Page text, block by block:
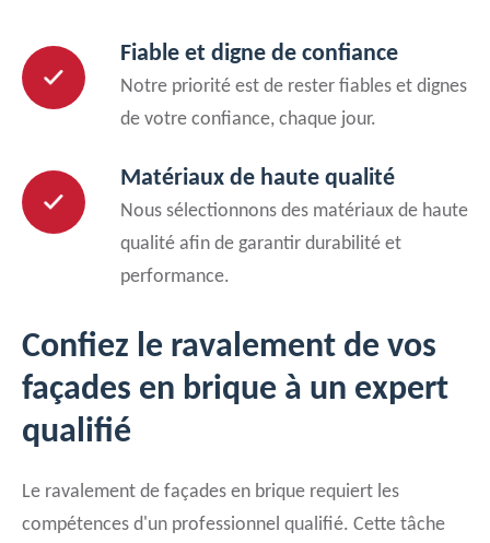
Fiable et digne de confiance
Notre priorité est de rester fiables et dignes
de votre confiance, chaque jour.
Matériaux de haute qualité
Nous sélectionnons des matériaux de haute
qualité afin de garantir durabilité et
performance.
Confiez le ravalement de vos
façades en brique à un expert
qualifié
Le ravalement de façades en brique requiert les
compétences d'un professionnel qualifié. Cette tâche